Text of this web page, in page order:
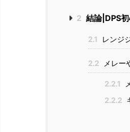
2 結論|DPS
2.1 レンジ
2.2 メレー
2.2.1
2.2.2